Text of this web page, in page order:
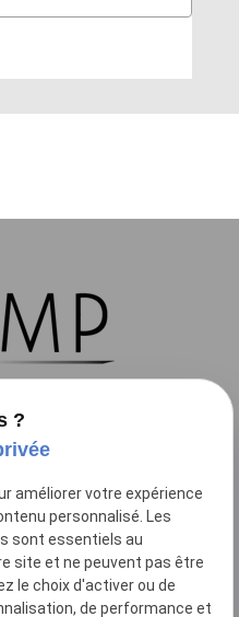
45 68
?
améliorer votre expérience
personnalisé. Les
sont essentiels au
site et ne peuvent pas être
le choix d'activer ou de
de performance et